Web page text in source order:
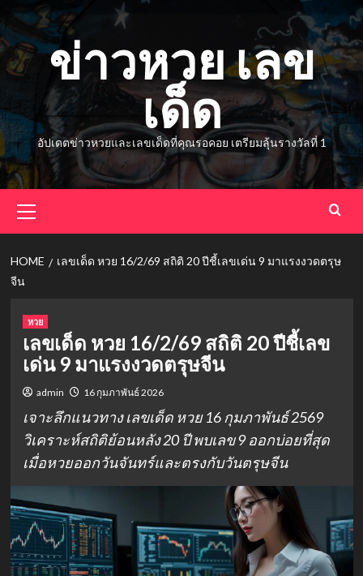
to
content ข่าวหวย เลข
เด็ด
อัปเดตข่าวหวยและเลขเด็ดที่คุณรอคอย เตรียมลุ้นรางวัลที่ 1
Menu
HOME
เลขเด็ด หวย 16/2/69 สถิติ 20 ปีชี้เลขเด่น 9 มาแรงงวดตรุษ
จีน
หวย
เลขเด็ด หวย 16/2/69 สถิติ 20 ปีชี้เลข
เด่น 9 มาแรงงวดตรุษจีน
admin 16 กุมภาพันธ์ 2026
เจาะลึกแนวทาง เลขเด็ด หวย 16 กุมภาพันธ์ 2569
วิเคราะห์สถิติย้อนหลัง 20 ปี พบเลข 9 ออกบ่อยที่สุด
เมื่อหวยออกวันจันทร์และตรงกับวันตรุษจีน